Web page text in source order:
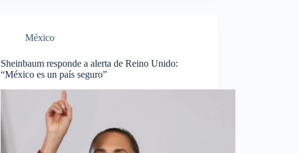
México
Sheinbaum responde a alerta de Reino Unido:
“México es un país seguro”